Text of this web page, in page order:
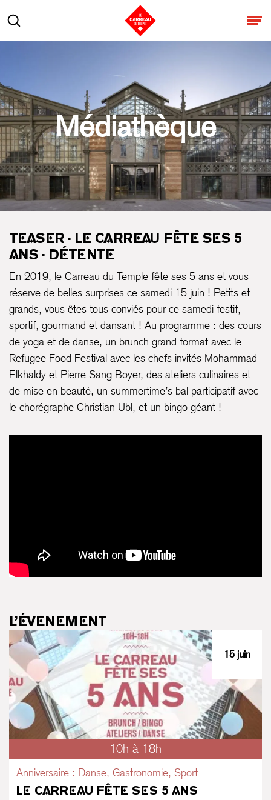
Rechercher
Médiathèque
TEASER · LE CARREAU FÊTE SES 5
ANS · DÉTENTE
En 2019, le Carreau du Temple fête ses 5 ans et vous
réserve de belles surprises ce samedi 15 juin ! Petits et
grands, vous êtes tous conviés pour ce samedi festif,
sportif, gourmand et dansant ! Au programme : des cours
de yoga et de danse, un brunch grand format avec le
Refugee Food Festival avec les chefs invités Mohammad
Elkhaldy et Pierre Sang Boyer, des ateliers culinaires et
de mise en beauté, un summertime’s bal participatif avec
le chorégraphe Christian Ubl, et un bingo géant !
L’ÉVENEMENT
15 juin
10h à 18h
Anniversaire : Danse, Gastronomie, Sport
LE CARREAU FÊTE SES 5 ANS